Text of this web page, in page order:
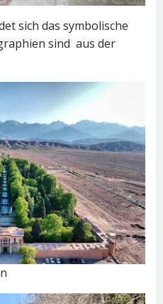
sich das symbolische
sind aus der